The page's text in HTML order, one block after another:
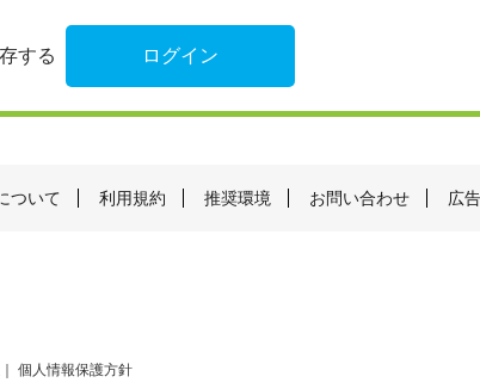
する
ついて 利用規約 推奨環境 お問い合わせ 広
個人情報保護方針